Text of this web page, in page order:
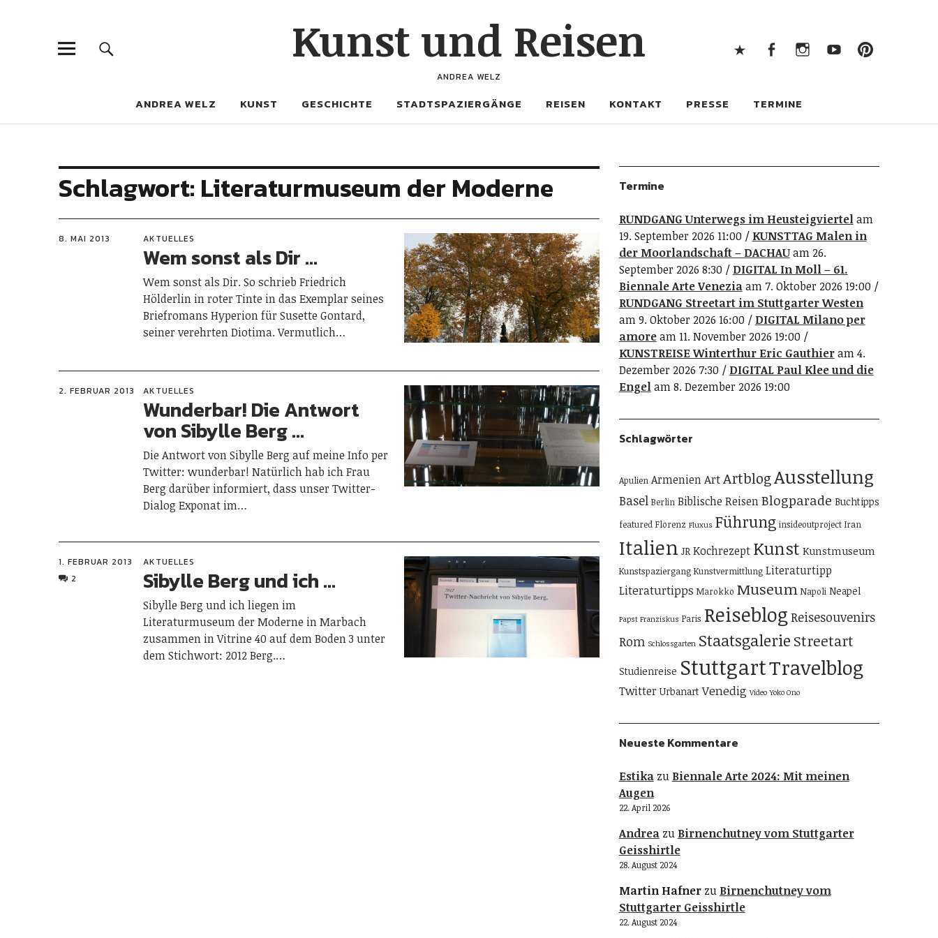
Kunst und Reisen
ANDREA WELZ
ANDREA WELZ KUNST GESCHICHTE STADTSPAZIERGÄNGE REISEN KONTAKT PRESSE TERMINE
Schlagwort: Literaturmuseum der Moderne
8. MAI 2013 AKTUELLES
Wem sonst als Dir …
Wem sonst als Dir. So schrieb Friedrich
Hölderlin in roter Tinte in das Exemplar seines
Briefromans Hyperion für Susette Gontard,
seiner verehrten Diotima. Vermutlich…
2. FEBRUAR 2013 AKTUELLES
Wunderbar! Die Antwort
von Sibylle Berg …
Die Antwort von Sibylle Berg auf meine Info per
Twitter: wunderbar! Natürlich hab ich Frau
Berg darüber informiert, dass unser Twitter-
Dialog Exponat im…
1. FEBRUAR 2013
2
AKTUELLES
Sibylle Berg und ich …
Sibylle Berg und ich liegen im
Literaturmuseum der Moderne in Marbach
zusammen in Vitrine 40 auf dem Boden 3 unter
dem Stichwort: 2012 Berg.…
Termine
RUNDGANG Unterwegs im Heusteigviertelam
19. September 2026 11:00
KUNSTTAG Malen in
der Moorlandschaft – DACHAUam 26.
September 2026 8:30
DIGITAL In Moll – 61.
Biennale Arte Veneziaam 7. Oktober 2026 19:00
RUNDGANG Streetart im Stuttgarter Westen
am 9. Oktober 2026 16:00
DIGITAL Milano per
amoream 11. November 2026 19:00
KUNSTREISE Winterthur Eric Gauthieram 4.
Dezember 2026 7:30
DIGITAL Paul Klee und die
Engelam 8. Dezember 2026 19:00
Schlagwörter
Apulien ArmenienArtArtblogAusstellung
Basel Berlin Biblische ReisenBlogparade Buchtipps
featured Florenz Fluxus Führung insideoutproject Iran
Italien JR Kochrezept Kunst Kunstmuseum
Kunstspaziergang Kunstvermittlung Literaturtipp
Literaturtipps Marokko Museum Napoli Neapel
Papst Franziskus Paris Reiseblog Reisesouvenirs
Rom Schlossgarten Staatsgalerie Streetart
Studienreise StuttgartTravelblog
Twitter Urbanart Venedig Video Yoko Ono
Neueste Kommentare
Estikazu Biennale Arte 2024: Mit meinen
Augen
22. April 2026
Andreazu Birnenchutney vom Stuttgarter
Geisshirtle
28. August 2024
Martin Hafnerzu Birnenchutney vom
Stuttgarter Geisshirtle
22. August 2024